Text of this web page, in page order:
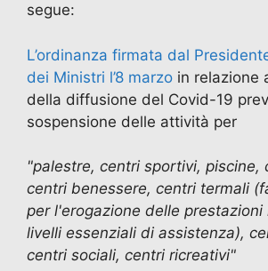
segue:
L’ordinanza firmata dal
dei Ministri l’8 marzo in relazione
della diffusione del Covid-19
sospensione delle attività per
"palestre, centri sportivi, piscine,
centri benessere, centri termali
per l'erogazione delle
livelli essenziali di assistenza),
centri sociali, centri ricreativi"